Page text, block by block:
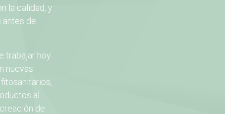
la calidad, y
antes de
trabajar hoy
nuevas
al
de